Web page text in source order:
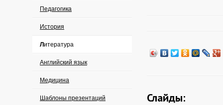
Педагогика
История
Литература
Английский язык
Медицина
Шаблоны презентаций Слайды: